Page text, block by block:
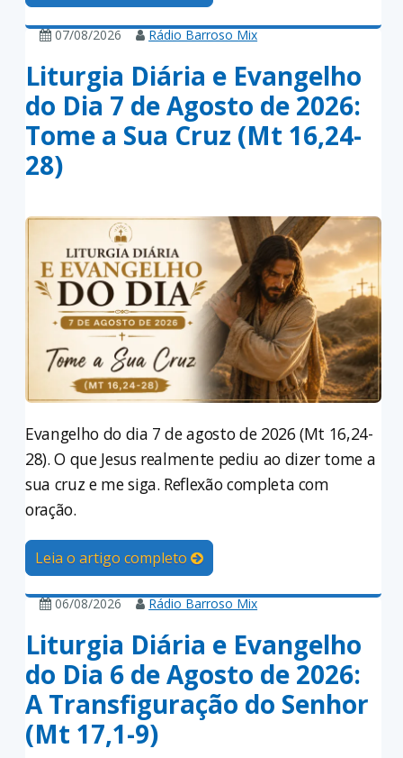
07/08/2026 Rádio Barroso Mix
Liturgia Diária e Evangelho
do Dia 7 de Agosto de 2026:
Tome a Sua Cruz (Mt 16,24-
28)
Evangelho do dia 7 de agosto de 2026 (Mt 16,24-
28). O que Jesus realmente pediu ao dizer tome a
sua cruz e me siga. Reflexão completa com
oração.
Leia o artigo completo
06/08/2026 Rádio Barroso Mix
Liturgia Diária e Evangelho
do Dia 6 de Agosto de 2026:
A Transfiguração do Senhor
(Mt 17,1-9)